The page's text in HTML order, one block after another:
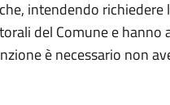
intendendo richiedere
del Comune e hanno
è necessario non